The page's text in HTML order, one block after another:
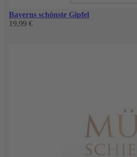
Bayerns schönste Gipfel
19,99 €